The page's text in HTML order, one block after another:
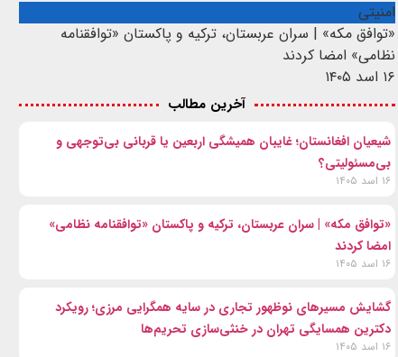
امنیتی
«توافق مکه» | سران عربستان، ترکیه و پاکستان «توافقنامه
نظامی» امضا کردند
۱۶ اسد ۱۴۰۵
آخرین مطالب
شیعیان افغانستان؛ غایبان همیشگی اربعین یا قربانی بی‌توجهی و
بی‌مسئولیتی؟
۱۶ اسد ۱۴۰۵
«توافق مکه» | سران عربستان، ترکیه و پاکستان «توافقنامه نظامی»
امضا کردند
۱۶ اسد ۱۴۰۵
گشایش مسیرهای نوظهور تجاری در سایه همگرایی مرزی؛ رویکرد
دکترین همسایگی تهران در خنثی‌سازی تحریم‌ها
۱۶ اسد ۱۴۰۵